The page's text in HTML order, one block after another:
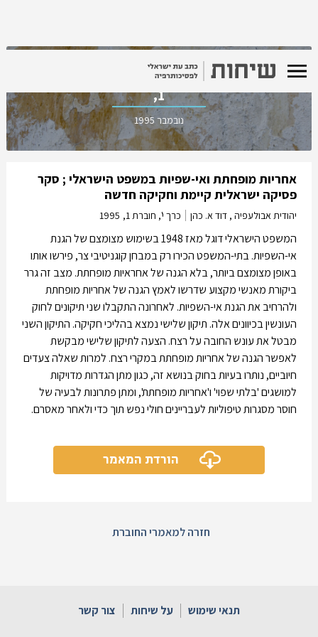
כרך י', חוברת
1,
נובמבר 1995
אחריות מופחתת ואי-שפיות במשפט הישראלי ; סקר
פסיקה ישראלית קיימת וחקיקה חדשה
יהודית אבולעפיה , דוד א. כהן כרך י', חוברת 1, 1995
המשפט הישראלי דוגל מאז 1948 בשימוש מצומצם של הגנת
אי-השפיות. בתי-המשפט הכירו רק במבחן קוגניטיבי צר, פירשו אותו
באופן מצומצם ביותר, בלא הגנה של אחראיות מופחתת. מצב זה גרר
ביקורת מאנשי מקצוע שדרשו לאמץ הגנה של אחריות מופחתת
ולהרחיב את הגנת אי-השפיות. לאחרונה התקבלו שני תיקונים לחוק
העונשין בכיוונים אלה. תיקון שלישי נמצא בהליכי חקיקה. התיקון השני
מבטל את עונש החובה על רצח. הצעה לתיקון שלישי מבקשת
לאפשר הגנה של אחריות מופחתת במקרי רצח. למרות שאלה צעדים
חיוביים, נותרו בעיות בחוק בנושא זה, כגון מתן הגדרות מדויקות
למושגים 'בלתי שפוי' ו'אחריות מופחתת', ומתן פתרונות לבעיה של
חוסר מסגרות טיפוליות לעבריינים חולי נפש תוך כדי ולאחר מאסרם.
הורדת המאמר
חזרה למאמרי החוברת
תנאי שימוש על שיחות צור קשר